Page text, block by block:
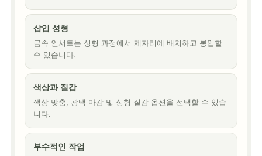
삽입 성형
금속 인서트는 성형 과정에서 제자리에 배치하고 봉입할
수 있습니다.
색상과 질감
색상 맞춤, 광택 마감 및 성형 질감 옵션을 선택할 수 있습
니다.
부수적인 작업